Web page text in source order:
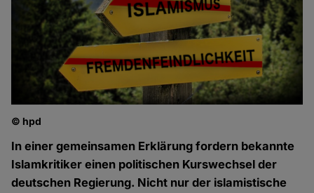
© hpd
In einer gemeinsamen Erklärung fordern bekannte
Islamkritiker einen politischen Kurswechsel der
deutschen Regierung. Nicht nur der islamistische